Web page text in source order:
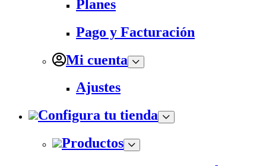
Planes
Pago y Facturación
Mi cuenta
Ajustes
Configura tu tienda
Productos